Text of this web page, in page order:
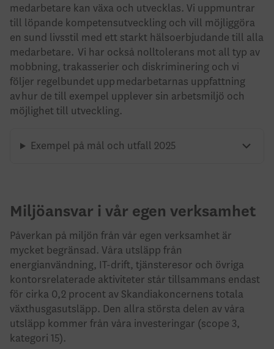
medarbetare kan växa och utvecklas. Vi uppmuntrar
till löpande kompetensutveckling och vill möjliggöra
en sund livsstil med ett starkt hälsoerbjudande till alla
medarbetare. Vi har också nolltolerans mot all typ av
mobbning, trakasserier och diskriminering och vi
följer regelbundet upp medarbetarnas uppfattning
av hur de till exempel upplever sin arbetsmiljö och
möjlighet till utveckling.
Exempel på mål och utfall 2025
Miljöansvar i vår egen verksamhet
Påverkan på miljön från vår egen verksamhet är
mycket begränsad. Våra utsläpp från
energianvändning, IT-drift, tjänsteresor och övriga
kontorsrelaterade aktiviteter står tillsammans endast
för cirka 0,2 procent av Skandiakoncernens totala
växthusgasutsläpp. Den allra största delen av våra
utsläpp kommer från våra investeringar (scope 3,
kategori 15).